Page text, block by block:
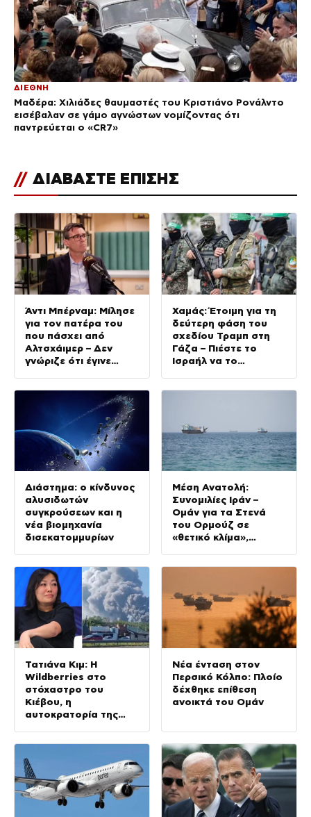
ΔΙΕΘΝΗ
Μαδέρα: Χιλιάδες θαυμαστές του Κριστιάνο Ρονάλντο
εισέβαλαν σε γάμο αγνώστων νομίζοντας ότι
παντρεύεται ο «CR7»
// ΔΙΑΒΑΣΤΕ ΕΠΙΣΗΣ
Άντι Μπέρναμ: Μίλησε
για τον πατέρα του
που πάσχει από
Αλτσχάιμερ – Δεν
γνώριζε ότι έγινε
Χαμάς: Έτοιμη για τη
δεύτερη φάση του
σχεδίου Τραμπ στη
Γάζα – Πιέστε το
Ισραήλ να το
Διάστημα: ο κίνδυνος
αλυσιδωτών
συγκρούσεων και η
νέα βιομηχανία
δισεκατομμυρίων
Μέση Ανατολή:
Συνομιλίες Ιράν –
Ομάν για τα Στενά
του Ορμούζ σε
«θετικό κλίμα»,
Τατιάνα Κιμ: Η
Wildberries στο
στόχαστρο του
Κιέβου, η
αυτοκρατορία της
Νέα ένταση στον
Περσικό Κόλπο: Πλοίο
δέχθηκε επίθεση
ανοικτά του Ομάν